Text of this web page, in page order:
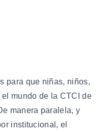
para que niñas, niños,
mundo de la CTCI de
manera paralela, y
institucional, el